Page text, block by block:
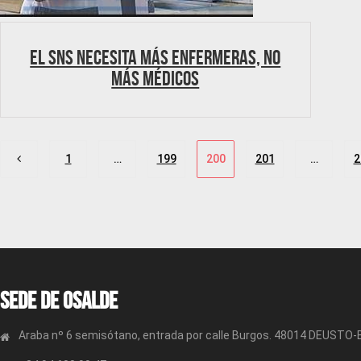
El SNS necesita más enfermeras, no
más médicos
Paginación
entradas
1 … 199 200 201 …
Sede de OSALDE
Araba nº 6 semisótano, entrada por calle Burgos. 48014 DEUSTO-